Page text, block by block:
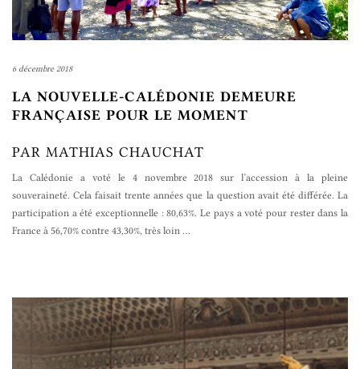
6 décembre 2018
LA NOUVELLE-CALÉDONIE DEMEURE
FRANÇAISE POUR LE MOMENT
PAR MATHIAS CHAUCHAT
La Calédonie a voté le 4 novembre 2018 sur l’accession à la pleine
souveraineté. Cela faisait trente années que la question avait été différée. La
participation a été exceptionnelle : 80,63%. Le pays a voté pour rester dans la
France à 56,70% contre 43,30%, très loin …